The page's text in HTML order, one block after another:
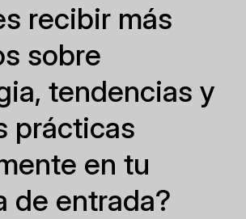
recibir más
sobre
tendencias y
prácticas
en tu
de entrada?